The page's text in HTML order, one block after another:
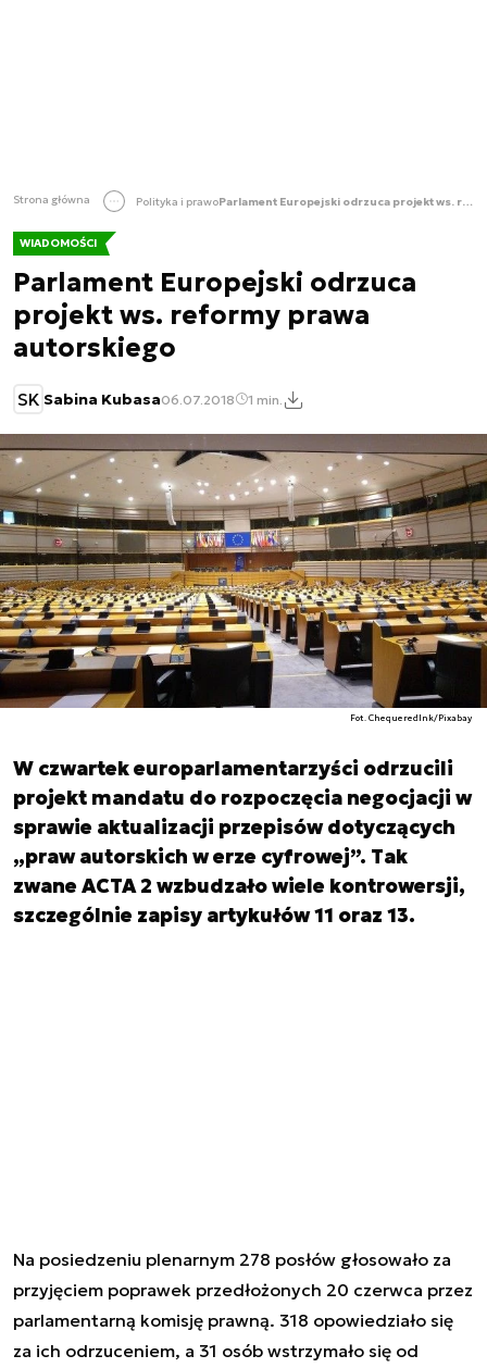
Strona główna Polityka i prawo Parlament Europejski odrzuca projekt ws. reformy prawa autorskiego
WIADOMOŚCI
Parlament Europejski odrzuca
projekt ws. reformy prawa
autorskiego
SK Sabina Kubasa06.07.2018 1 min.
Fot. ChequeredInk/Pixabay
W czwartek europarlamentarzyści odrzucili
projekt mandatu do rozpoczęcia negocjacji w
sprawie aktualizacji przepisów dotyczących
„praw autorskich w erze cyfrowej”. Tak
zwane ACTA 2 wzbudzało wiele kontrowersji,
szczególnie zapisy artykułów 11 oraz 13.
Na posiedzeniu plenarnym 278 posłów głosowało za
przyjęciem poprawek przedłożonych 20 czerwca przez
parlamentarną komisję prawną. 318 opowiedziało się
za ich odrzuceniem, a 31 osób wstrzymało się od